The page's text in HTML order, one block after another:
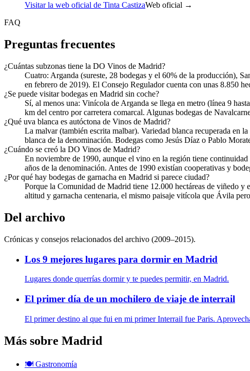
Visitar la web oficial de Tinta CastizaWeb oficial →
FAQ
Preguntas frecuentes
¿Cuántas subzonas tiene la DO Vinos de Madrid?
Cuatro: Arganda (sureste, 28 bodegas y el 60% de la producción),
en febrero de 2019). El Consejo Regulador cuenta con unas 8.850
¿Se puede visitar bodegas en Madrid sin coche?
Sí, al menos una: Vinícola de Arganda se llega en metro (línea 9
km del centro por carretera comarcal. Algunas bodegas de
¿Qué uva blanca es autóctona de Vinos de Madrid?
La malvar (también escrita malbar). Variedad blanca recuperada en
blanca de la denominación. Bodegas como Jesús Díaz o Pablo
¿Cuándo se creó la DO Vinos de Madrid?
En noviembre de 1990, aunque el vino en la región tiene
años de la denominación. Antes de 1990 existían cooperativas y
¿Por qué hay bodegas de garnacha en Madrid si parece ciudad?
Porque la Comunidad de Madrid tiene 12.000 hectáreas de viñedo
altitud y garnacha centenaria, el mismo paisaje vitícola que Ávila
Del archivo
Crónicas y consejos relacionados del archivo (2009–2015).
Los 9 mejores lugares para dormir en Madrid
Lugares donde querrías dormir y te puedes permitir, en Madrid.
El primer día de un mochilero de viaje de interrail
El primer destino al que fui en mi primer Interrail fue Paris.
Más sobre Madrid
🍽️ Gastronomía